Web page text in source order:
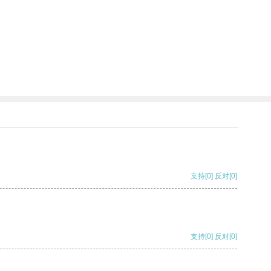
支持[0] 反对[0]
支持[0] 反对[0]